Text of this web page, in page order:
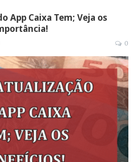
App Caixa Tem; Veja os
0